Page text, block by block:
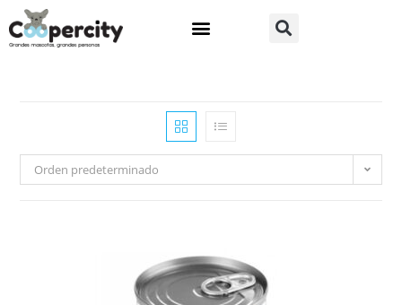
Orden predeterminado